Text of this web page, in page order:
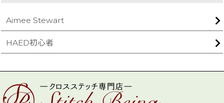
Aimee Stewart
HAED初心者